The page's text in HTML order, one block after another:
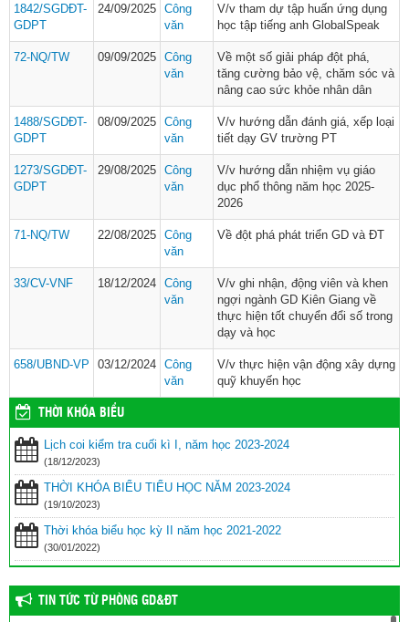
1842/SGDĐT-
GDPT
24/09/2025 Công
văn
V/v tham dự tập huấn ứng dụng
học tập tiếng anh GlobalSpeak
72-NQ/TW 09/09/2025 Công
văn
Về một số giải pháp đột phá,
tăng cường bảo vệ, chăm sóc và
nâng cao sức khỏe nhân dân
1488/SGDĐT-
GDPT
08/09/2025 Công
văn
V/v hướng dẫn đánh giá, xếp loại
tiết dạy GV trường PT
1273/SGDĐT-
GDPT
29/08/2025 Công
văn
V/v hướng dẫn nhiệm vụ giáo
dục phổ thông năm học 2025-
2026
71-NQ/TW 22/08/2025 Công
văn
Về đột phá phát triển GD và ĐT
33/CV-VNF 18/12/2024 Công
văn
V/v ghi nhận, động viên và khen
ngợi ngành GD Kiên Giang về
thực hiện tốt chuyển đổi số trong
dạy và học
658/UBND-VP 03/12/2024 Công
văn
V/v thực hiện vận động xây dựng
quỹ khuyến học
THỜI KHÓA BIỂU
Lịch coi kiểm tra cuối kì I, năm học 2023-2024
(18/12/2023)
THỜI KHÓA BIỂU TIỂU HỌC NĂM 2023-2024
(19/10/2023)
Thời khóa biểu học kỳ II năm học 2021-2022
(30/01/2022)
TIN TỨC TỪ PHÒNG GD&ĐT